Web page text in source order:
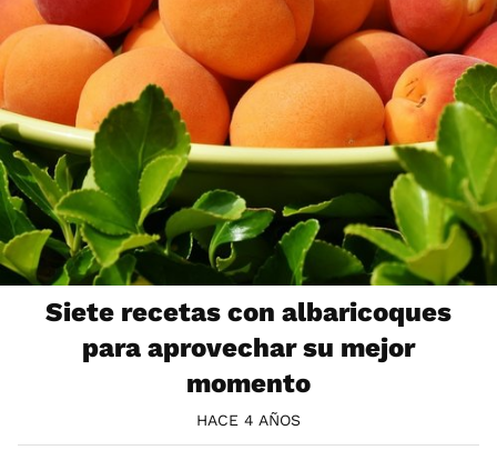
Siete recetas con albaricoques
para aprovechar su mejor
momento
HACE 4 AÑOS